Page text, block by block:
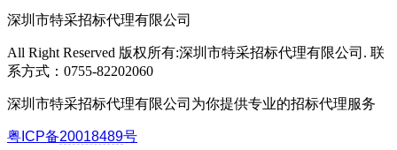
深圳市特采招标代理有限公司
All Right Reserved 版权所有:深圳市特采招标代理有限公司. 联
系方式：0755-82202060
深圳市特采招标代理有限公司为你提供专业的招标代理服务
粤ICP备20018489号